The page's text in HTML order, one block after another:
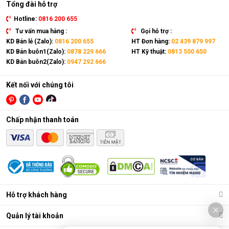
Điều hòa di động là gì?
Các chức năng chính của máy bao gồm: Làm lạnh, quạt gió,
hút ẩm và lọc khí. Bên cạnh đó, dòng sản phẩm này còn được
trang bị thêm khá nhiều tính năng và tiện ích đi kèm như: Hẹn
giờ, khóa trẻ em, remote, kết nối wifi,...
Tổng đài hỗ trợ
Hotline: 0816 200 655
Tư vấn mua hàng :
KD Bán lẻ (Zalo): 0816 200 655
KD Bán buôn1(Zalo): 0878 229 666
KD Bán buôn2(Zalo): 0947 292 666
Gọi hỗ trợ :
HT Đơn hàng: 02 439 879 997
HT Kỹ thuật: 0813 500 650
Hỗ trợ khách hàng
Quản lý tài khoản
Kết nối với chúng tôi
Chấp nhận thanh toán